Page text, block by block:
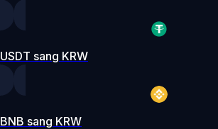
USDT sang KRW
BNB sang KRW